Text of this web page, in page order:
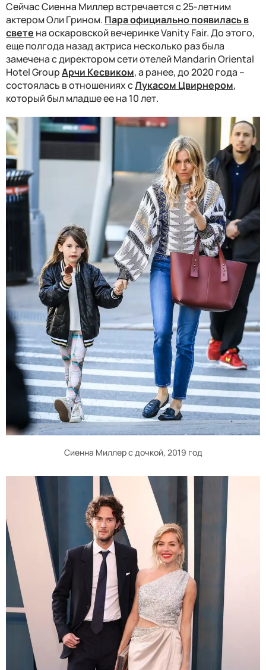
Сейчас Сиенна Миллер встречается с 25-летним
актером Оли Грином. Пара официально появилась в
свете на оскаровской вечеринке Vanity Fair.До этого,
еще полгода назад актриса несколько раз была
замечена с директором сети отелей Mandarin Oriental
Hotel GroupАрчи Кесвиком, а ранее, до 2020 года –
состоялась в отношениях сЛукасом Цвирнером,
который был младше ее на 10 лет.
Сиенна Миллер с дочкой, 2019 год